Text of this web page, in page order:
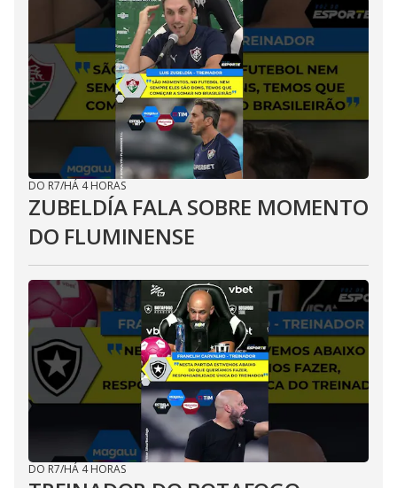
DO R7/HÁ 4 HORAS
ZUBELDÍA FALA SOBRE MOMENTO
DO FLUMINENSE
DO R7/HÁ 4 HORAS